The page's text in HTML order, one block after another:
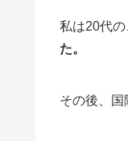
私は20代の
た。
その後、